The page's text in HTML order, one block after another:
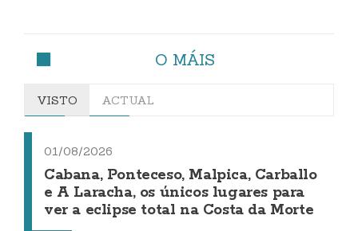
O MÁIS
VISTO ACTUAL
01/08/2026
Cabana, Ponteceso, Malpica, Carballo
e A Laracha, os únicos lugares para
ver a eclipse total na Costa da Morte